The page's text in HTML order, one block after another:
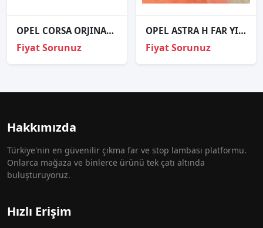
OPEL CORSA ORJINAL ÇIKMA Far Sağ 1EF 011 830-021
Fiyat Sorunuz
OPEL ASTRA H FAR YIKAMALI ÖN TAMPON SIFIR İTHAL
Fiyat Sorunuz
Hakkımızda
Türkiye'nin en güvenilir çıkma far ve stop lambası platformu.
Onlarca mağaza ve binlerce ürünü tek çatı altında
buluşturuyoruz.
Hızlı Erişim